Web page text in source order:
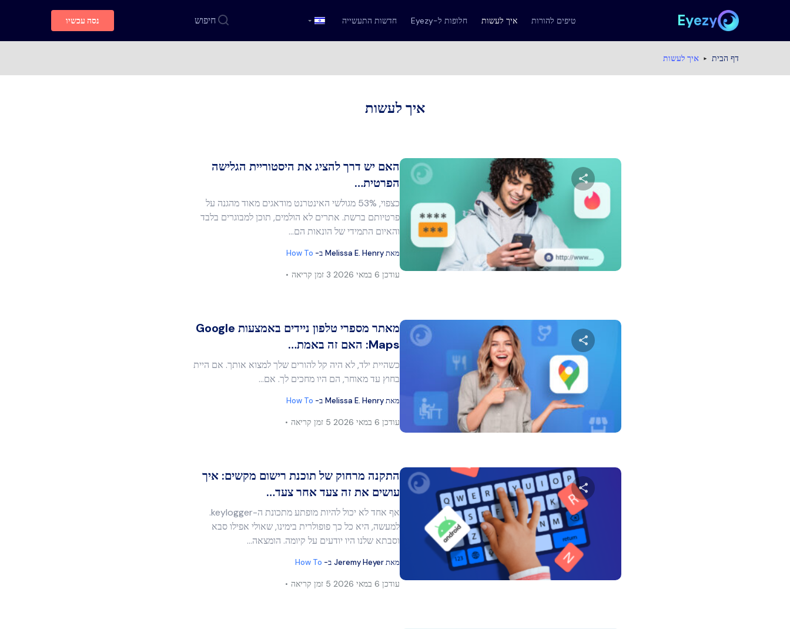
Eyezy טיפים להורות איך לעשות חלופות ל-Eyezy חדשות התעשייה חיפוש נסה עכשיו
דף הבית איך לעשות
איך לעשות
שתף מאמר זה
טוויטר פייסבוק העתק קישור
האם יש דרך להציג את היסטוריית הגלישה
הפרטית…
כצפוי, 53% מגולשי האינטרנט מודאגים מאוד מהגנה על
פרטיותם ברשת. אתרים לא הולמים, תוכן למבוגרים בלבד
והאיום התמידי של הונאות הם…
מאתMelissa E. Henry ב- How To
עודכן 3 זמן קריאה
שתף מאמר זה
פייסבוק העתק קישור
מאתר מספרי טלפון ניידים באמצעות Google
Maps: האם זה באמת…
כשהיית ילד, לא היה קל להורים שלך למצוא אותך. אם היית
בחוץ עד מאוחר, הם היו מחכים לך. אם…
מאתMelissa E. Henry ב- How To
עודכן 5 זמן קריאה
שתף מאמר זה
טוויטר פייסבוק העתק קישור
התקנה מרחוק של תוכנת רישום מקשים: איך
עושים את זה צעד אחר צעד…
אף אחד לא יכול להיות מופתע מתכונת ה-keylogger.
למעשה, היא כל כך פופולרית בימינו, שאולי אפילו סבא
וסבתא שלנו היו יודעים על קיומה. הומצאה…
מאתJeremy Heyer ב- How To
עודכן 5 זמן קריאה